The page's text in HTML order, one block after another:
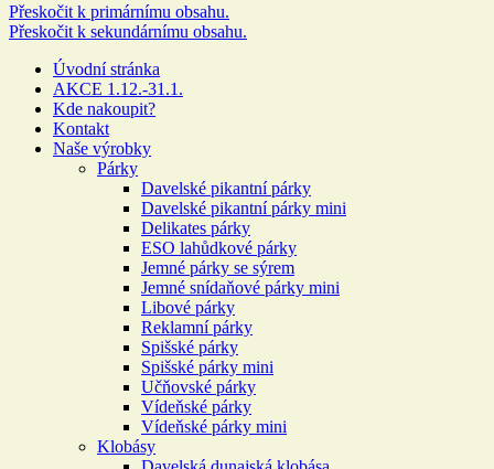
Více než 100 let rodinné tradice
Přeskočit k primárnímu obsahu.
Přeskočit k sekundárnímu obsahu.
Úvodní stránka
AKCE 1.12.-31.1.
Kde nakoupit?
Kontakt
Naše výrobky
Párky
Davelské pikantní párky
Davelské pikantní párky mini
Delikates párky
ESO lahůdkové párky
Jemné párky se sýrem
Jemné snídaňové párky mini
Libové párky
Reklamní párky
Spišské párky
Spišské párky mini
Učňovské párky
Vídeňské párky
Vídeňské párky mini
Klobásy